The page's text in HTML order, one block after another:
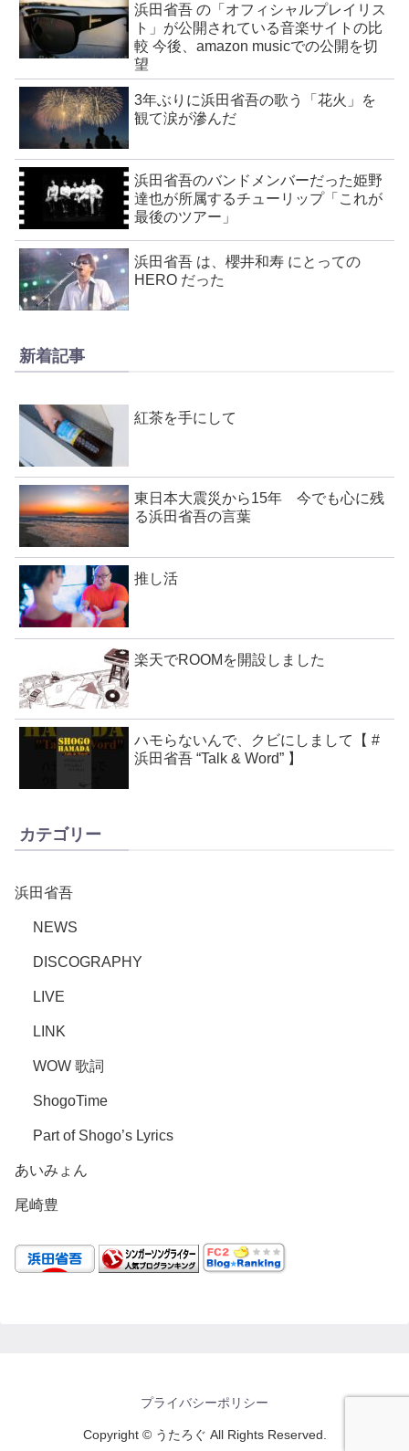
浜田省吾 の「オフィシャルプレイリス
ト」が公開されている音楽サイトの比
較 今後、amazon musicでの公開を切
望
3年ぶりに浜田省吾の歌う「花火」を
観て涙が滲んだ
浜田省吾のバンドメンバーだった姫野
達也が所属するチューリップ「これが
最後のツアー」
浜田省吾 は、櫻井和寿 にとっての
HERO だった
新着記事
紅茶を手にして
東日本大震災から15年 今でも心に残
る浜田省吾の言葉
推し活
楽天でROOMを開設しました
ハモらないんで、クビにしまして【 #
浜田省吾 “Talk & Word” 】
カテゴリー
浜田省吾
NEWS
DISCOGRAPHY
LIVE
LINK
WOW 歌詞
ShogoTime
Part of Shogo’s Lyrics
あいみょん
尾崎豊
プライバシーポリシー
Copyright © うたろぐ All Rights Reserved.